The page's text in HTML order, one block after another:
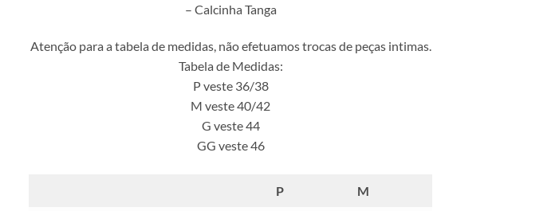
– Calcinha Tanga
Atenção para a tabela de medidas, não efetuamos trocas de peças intimas.
Tabela de Medidas:
P veste 36/38
M veste 40/42
G veste 44
GG veste 46
P M